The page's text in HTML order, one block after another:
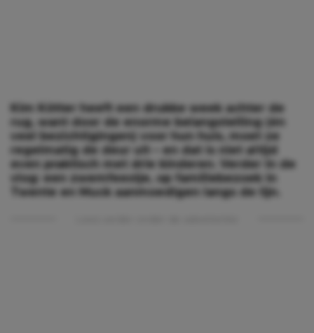
Kim Kötter heeft een drukke week achter de
rug, want door de enorme belangstelling (én
veel bezichtigingen) voor hun huis, moet ze
regelmatig de deur uit – en dat is niet altijd
even praktisch met drie kinderen. Verder in de
vlog: een zwemfeestje, op familiebezoek in
Twente en Muck aanmoedigen langs de lijn.